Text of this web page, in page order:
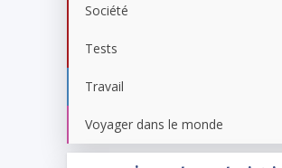
Société
Tests
Travail
Voyager dans le monde